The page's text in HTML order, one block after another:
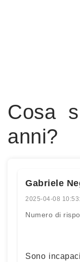
Cosa
anni?
Gabriele
2025-04-08
Numero di
Sono